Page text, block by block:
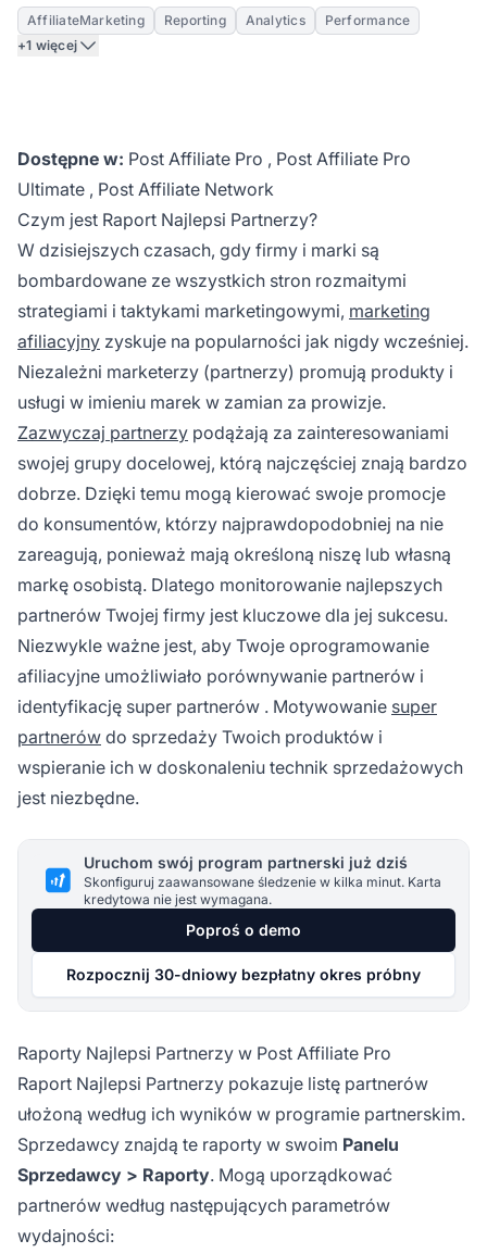
AffiliateMarketing Reporting Analytics
Performance
+1 więcej
Dostępne w: Post Affiliate Pro , Post Affiliate Pro
Ultimate , Post Affiliate Network
Czym jest Raport Najlepsi Partnerzy?
W dzisiejszych czasach, gdy firmy i marki są
bombardowane ze wszystkich stron rozmaitymi
strategiami i taktykami marketingowymi, marketing
afiliacyjny zyskuje na popularności jak nigdy wcześniej.
Niezależni marketerzy (partnerzy) promują produkty i
usługi w imieniu marek w zamian za prowizje.
Zazwyczaj partnerzy podążają za zainteresowaniami
swojej grupy docelowej, którą najczęściej znają bardzo
dobrze. Dzięki temu mogą kierować swoje promocje
do konsumentów, którzy najprawdopodobniej na nie
zareagują, ponieważ mają określoną niszę lub własną
markę osobistą. Dlatego monitorowanie najlepszych
partnerów Twojej firmy jest kluczowe dla jej sukcesu.
Niezwykle ważne jest, aby Twoje oprogramowanie
afiliacyjne umożliwiało porównywanie partnerów i
identyfikację super partnerów . Motywowanie super
partnerów do sprzedaży Twoich produktów i
wspieranie ich w doskonaleniu technik sprzedażowych
jest niezbędne.
Uruchom swój program partnerski już dziś
Skonfiguruj zaawansowane śledzenie w kilka minut. Karta
kredytowa nie jest wymagana.
Poproś o demo
Rozpocznij 30-dniowy bezpłatny okres próbny
Raporty Najlepsi Partnerzy w Post Affiliate Pro
Raport Najlepsi Partnerzy pokazuje listę partnerów
ułożoną według ich wyników w programie partnerskim.
Sprzedawcy znajdą te raporty w swoim Panelu
Sprzedawcy > Raporty. Mogą uporządkować
partnerów według następujących parametrów
wydajności: